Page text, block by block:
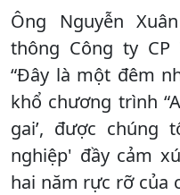
Ông Nguyễn
thông Công ty CP
“Đây là một đêm
khổ chương trình
gai’, được
nghiệp' đầy cảm
hai năm rực rỡ của